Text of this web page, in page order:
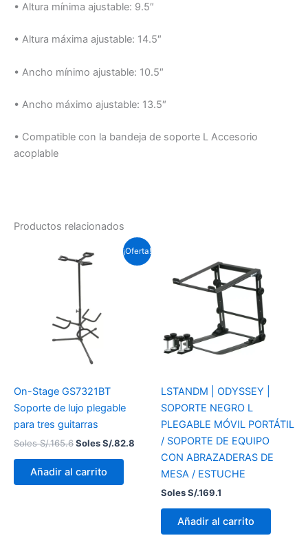
• Altura mínima ajustable: 9.5″
• Altura máxima ajustable: 14.5″
• Ancho mínimo ajustable: 10.5″
• Ancho máximo ajustable: 13.5″
• Compatible con la bandeja de soporte L Accesorio
acoplable
Productos relacionados
¡Oferta!
On-Stage GS7321BT
Soporte de lujo plegable
para tres guitarras
Soles S/.165.6
precio
original
era:
Soles
S/.165.6.
Soles S/.82.8
El
precio
Añadir al carrito
LSTANDM | ODYSSEY |
SOPORTE NEGRO L
PLEGABLE MÓVIL PORTÁTIL
/ SOPORTE DE EQUIPO
CON ABRAZADERAS DE
MESA / ESTUCHE
Soles S/.169.1
Añadir al carrito